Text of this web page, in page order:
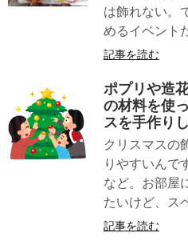
は飾れない。
めるイベント
記事を読む
ポプリや造
の材料を使
スを手作り
クリスマスの
りやすいんで
など。お部屋
たいけど、ス
記事を読む